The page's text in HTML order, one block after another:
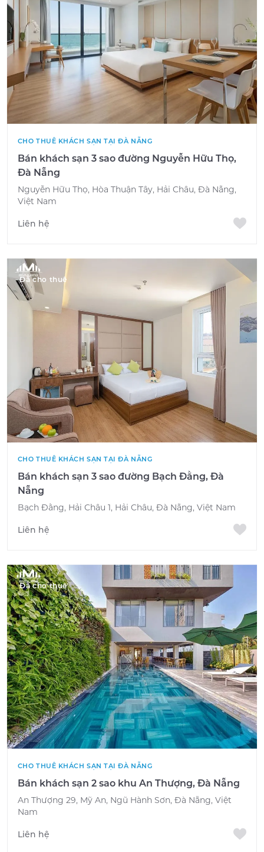
CHO THUÊ KHÁCH SẠN TẠI ĐÀ NẴNG
Bán khách sạn 3 sao đường Nguyễn Hữu Thọ,
Đà Nẵng
Nguyễn Hữu Thọ, Hòa Thuận Tây, Hải Châu, Đà Nẵng,
Việt Nam
Liên hệ
Đã cho thuê
CHO THUÊ KHÁCH SẠN TẠI ĐÀ NẴNG
Bán khách sạn 3 sao đường Bạch Đằng, Đà
Nẵng
Bạch Đằng, Hải Châu 1, Hải Châu, Đà Nẵng, Việt Nam
Liên hệ
Đã cho thuê
CHO THUÊ KHÁCH SẠN TẠI ĐÀ NẴNG
Bán khách sạn 2 sao khu An Thượng, Đà Nẵng
An Thượng 29, Mỹ An, Ngũ Hành Sơn, Đà Nẵng, Việt
Nam
Liên hệ